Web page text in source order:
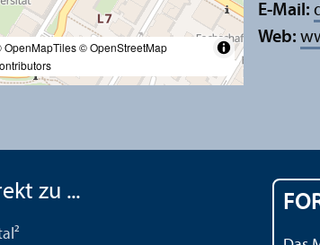
OpenMapTiles© OpenStreetMap
E-Mail:
Web:
zu ...